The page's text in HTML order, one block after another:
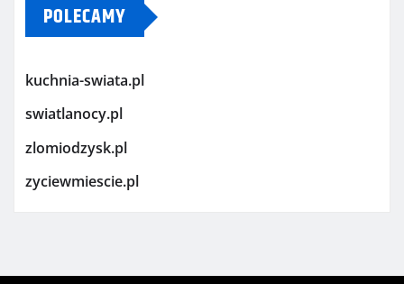
POLECAMY
kuchnia-swiata.pl
swiatlanocy.pl
zlomiodzysk.pl
zyciewmiescie.pl